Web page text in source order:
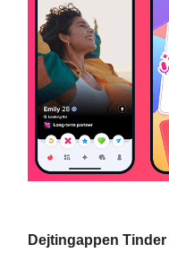
Dejtingappen Tinder